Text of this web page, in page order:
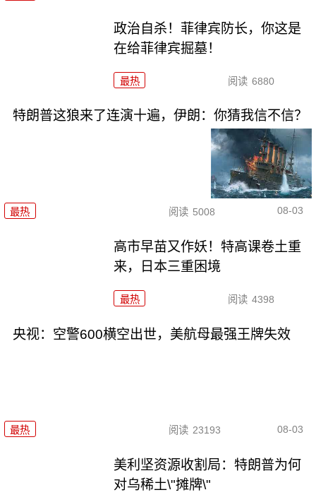
政治自杀！菲律宾防长，你这是
在给菲律宾掘墓！
最热 阅读 6880
特朗普这狼来了连演十遍，伊朗：你猜我信不信？
最热 阅读 5008 08-03
高市早苗又作妖！特高课卷土重
来，日本三重困境
最热 阅读 4398
央视：空警600横空出世，美航母最强王牌失效
最热 阅读 23193 08-03
美利坚资源收割局：特朗普为何
对乌稀土\"摊牌\"